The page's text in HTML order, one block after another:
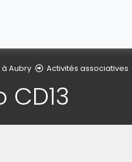
à Aubry Activités associatives